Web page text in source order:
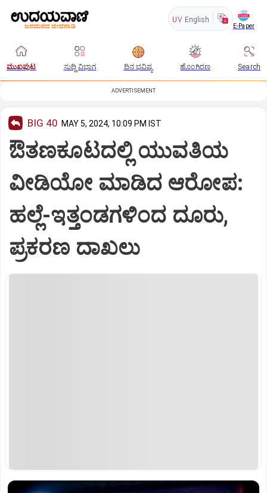
UV English
E-Paper
ಮುಖಪುಟ ಸುದ್ದಿ ವಿಭಾಗ ದಿನ ಭವಿಷ್ಯ ಹೊಂಗಿರಣ Search
ADVERTISEMENT
BIG 40 MAY 5, 2024, 10:09 PM IST
ಔತಣಕೂಟದಲ್ಲಿ ಯುವತಿಯ
ವೀಡಿಯೋ ಮಾಡಿದ ಆರೋಪ:
ಹಲ್ಲೆ-ಇತ್ತಂಡಗಳಿಂದ ದೂರು,
ಪ್ರಕರಣ ದಾಖಲು